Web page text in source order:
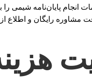
پایان‌نامه شیمی
مشاوره رایگان و اطلاع